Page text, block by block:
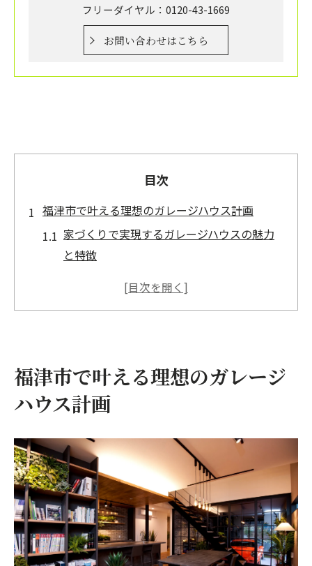
フリーダイヤル：0120-43-1669
お問い合わせはこちら
目次
福津市で叶える理想のガレージハウス計画
家づくりで実現するガレージハウスの魅力
と特徴
福津市の家づくりで重視したいガレージ設
ガレージハウス計画時に考慮したい暮らし
やすさの秘訣
ガレージハウスと家づくりの相乗効果で快
家づくりで楽しむ趣味と暮らしの両立術
趣味を満喫できる家づくりのプランニング
方法
ガレージハウスで叶える車やバイクの理想
空間
福津市で叶える理想のガレージ
ハウス計画